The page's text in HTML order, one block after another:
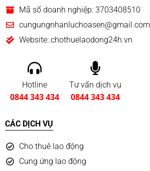
Mã số doanh nghiệp: 3703408510
cungungnhanluchoasen@gmail.com
Website: chothuelaodong24h.vn
Hotline
0844 343 434
Tư vấn dịch vụ
0844 343 434
CÁC DỊCH VỤ
Cho thuê lao động
Cung ứng lao động